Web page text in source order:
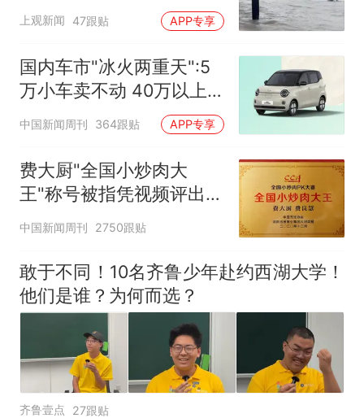
在抢排
上观新闻 47跟贴 APP专享
国内车市"冰火两重天":5
万小车卖不动 40万以上
的抢购
中国新闻周刊 364跟贴 APP专享
费大厨"全国小炒肉大
王"称号被指凭视频评出
官方回应
中国新闻周刊 2750跟贴
敢于不同！10名齐鲁少年赴约西湖大学！
他们是谁？为何而选？
齐鲁壹点 27跟贴